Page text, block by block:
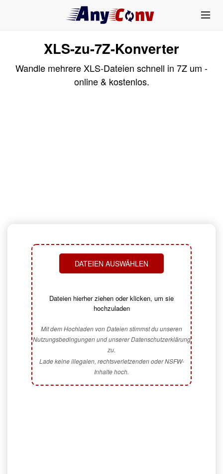
XLS-zu-7Z-Konverter
Wandle mehrere XLS-Dateien schnell in 7Z um -
online & kostenlos.
DATEIEN AUSWÄHLEN
Dateien hierher ziehen oder klicken, um sie
hochzuladen
Mit dem Hochladen von Dateien stimmst du unseren
Nutzungsbedingungen und unserer Datenschutzerklärung
zu.
Lade keine illegalen, rechtsverletzenden oder NSFW-
Inhalte hoch.